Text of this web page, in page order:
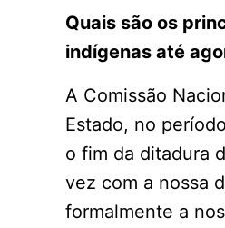
Quais são os
indígenas até
A Comissão
Estado, no
o fim da ditadura
vez com a nossa
formalmente a